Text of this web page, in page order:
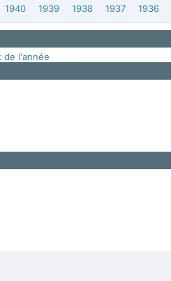
1940 1939 1938 1937 1936
de l'année